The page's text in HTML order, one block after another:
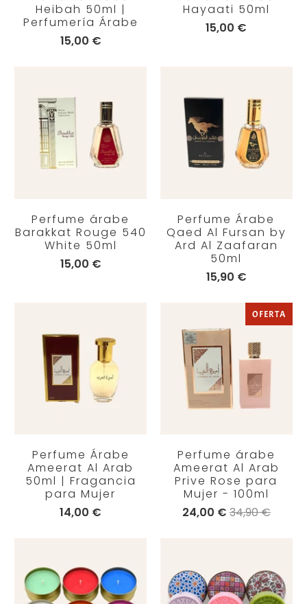
Heibah 50ml |
Perfumería Árabe
15,00 €
Hayaati 50ml
15,00 €
Perfume árabe
Barakkat Rouge 540
White 50ml
15,00 €
Perfume Árabe
Qaed Al Fursan by
Ard Al Zaafaran
50ml
15,90 €
Perfume Árabe
Ameerat Al Arab
50ml | Fragancia
para Mujer
14,00 €
OFERTA
Perfume árabe
Ameerat Al Arab
Prive Rose para
Mujer - 100ml
24,00 €34,90 €